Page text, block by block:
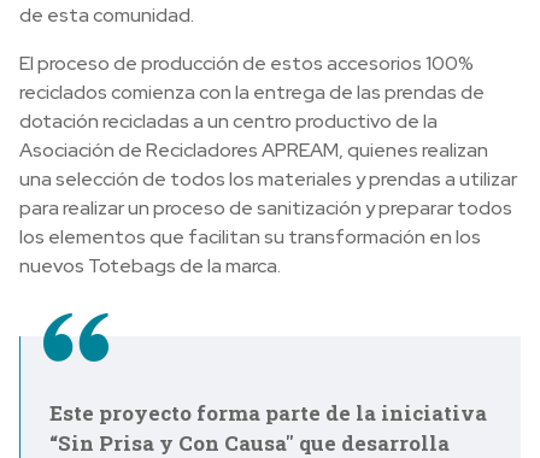
de esta comunidad.
El proceso de producción de estos accesorios 100%
reciclados comienza con la entrega de las prendas de
dotación recicladas a un centro productivo de la
Asociación de Recicladores APREAM, quienes realizan
una selección de todos los materiales y prendas a utilizar
para realizar un proceso de sanitización y preparar todos
los elementos que facilitan su transformación en los
nuevos Totebags de la marca.
Este proyecto forma parte de la iniciativa
“Sin Prisa y Con Causa" que desarrolla